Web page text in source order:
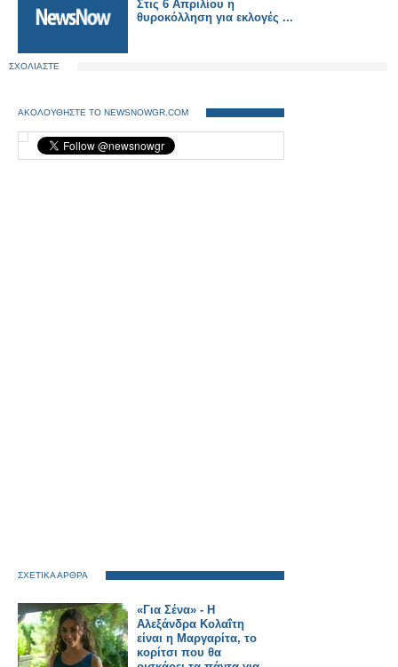
Στις 6 Απριλίου η
θυροκόλληση για εκλογές ...
ΣΧΟΛΙΑΣΤΕ
ΑΚΟΛΟΥΘΗΣΤΕ ΤΟ NEWSNOWGR.COM
ΣΧΕΤΙΚΑ ΑΡΘΡΑ
«Για Σένα» - Η
Αλεξάνδρα Κολαΐτη
είναι η Μαργαρίτα, το
κορίτσι που θα